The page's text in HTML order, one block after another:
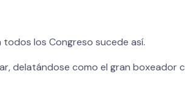
todos los Congreso sucede así.
delatándose como el gran boxeador